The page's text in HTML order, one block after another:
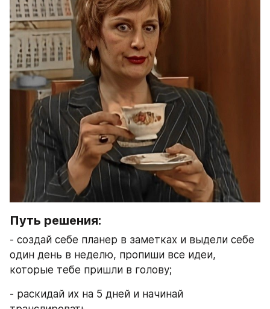
Путь решения:
- создай себе планер в заметках и выдели себе
один день в неделю, пропиши все идеи,
которые тебе пришли в голову;
- раскидай их на 5 дней и начинай